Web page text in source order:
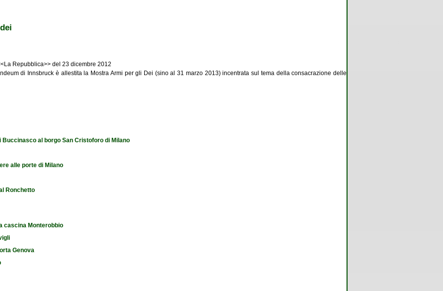
Repubblica>> del 23 dicembre 2012
di Innsbruck è allestita la Mostra Armi per gli Dei (sino al 31 marzo 2013) incentrata sul tema della consacrazione delle
al borgo San Cristoforo di Milano
alle porte di Milano
Ronchetto
cascina Monterobbio
Genova